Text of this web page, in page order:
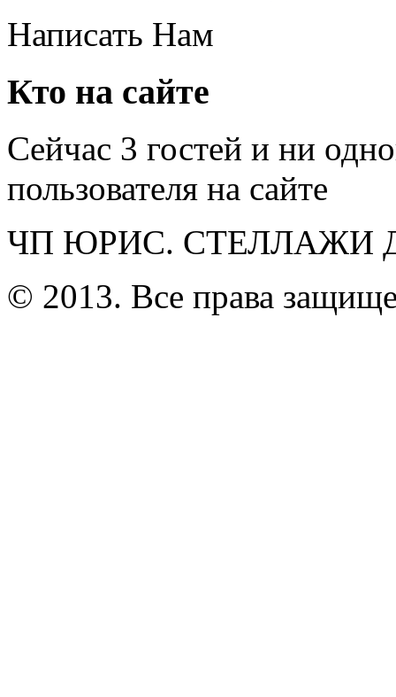
Написать Нам
Кто на сайте
Сейчас 3 гостей и ни
пользователя на сайте
ЧП ЮРИС. СТЕЛЛАЖИ
© 2013. Все права